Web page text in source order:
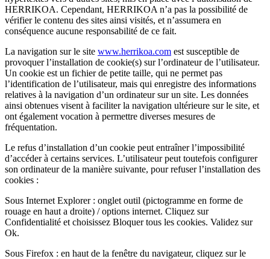
HERRIKOA. Cependant, HERRIKOA n’a pas la possibilité de
vérifier le contenu des sites ainsi visités, et n’assumera en
conséquence aucune responsabilité de ce fait.
La navigation sur le site www.herrikoa.com est susceptible de
provoquer l’installation de cookie(s) sur l’ordinateur de l’utilisateur.
Un cookie est un fichier de petite taille, qui ne permet pas
l’identification de l’utilisateur, mais qui enregistre des informations
relatives à la navigation d’un ordinateur sur un site. Les données
ainsi obtenues visent à faciliter la navigation ultérieure sur le site, et
ont également vocation à permettre diverses mesures de
fréquentation.
Le refus d’installation d’un cookie peut entraîner l’impossibilité
d’accéder à certains services. L’utilisateur peut toutefois configurer
son ordinateur de la manière suivante, pour refuser l’installation des
cookies :
Sous Internet Explorer : onglet outil (pictogramme en forme de
rouage en haut a droite) / options internet. Cliquez sur
Confidentialité et choisissez Bloquer tous les cookies. Validez sur
Ok.
Sous Firefox : en haut de la fenêtre du navigateur, cliquez sur le